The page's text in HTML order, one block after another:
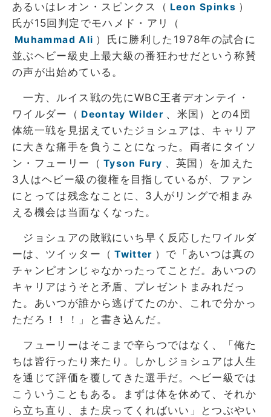
あるいはレオン・スピンクス（ Leon Spinks ）
氏が15回判定でモハメド・アリ（
Muhammad Ali ）氏に勝利した1978年の試合に
並ぶヘビー級史上最大級の番狂わせだという称賛
の声が出始めている。
一方、ルイス戦の先にWBC王者デオンテイ・
ワイルダー（ Deontay Wilder 、米国）との4団
体統一戦を見据えていたジョシュアは、キャリア
に大きな痛手を負うことになった。両者にタイソ
ン・フューリー（ Tyson Fury 、英国）を加えた
3人はヘビー級の復権を目指しているが、ファン
にとっては残念なことに、3人がリングで相まみ
える機会は当面なくなった。
ジョシュアの敗戦にいち早く反応したワイルダ
ーは、ツイッター（ Twitter ）で「あいつは真の
チャンピオンじゃなかったってことだ。あいつの
キャリアはうそと矛盾、プレゼントまみれだっ
た。あいつが誰から逃げてたのか、これで分かっ
ただろ！！！」と書き込んだ。
フューリーはそこまで辛らつではなく、「俺た
ちは皆行ったり来たり。しかしジョシュアは人生
を通じて評価を覆してきた選手だ。ヘビー級では
こういうこともある。まずは体を休めて、それか
ら立ち直り、また戻ってくればいい」とつぶやい